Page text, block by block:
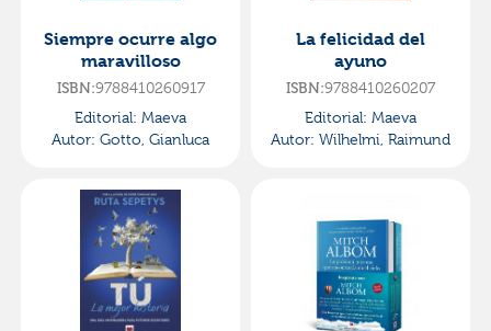
Siempre ocurre algo
maravilloso
ISBN:9788410260917
Editorial: Maeva
Autor: Gotto, Gianluca
La felicidad del
ayuno
ISBN:9788410260207
Editorial: Maeva
Autor: Wilhelmi, Raimund